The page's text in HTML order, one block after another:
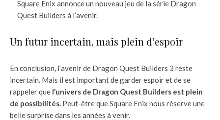
Square Enix annonce un nouveau jeu de la série Dragon
Quest Builders à l’avenir.
Un futur incertain, mais plein d’espoir
En conclusion, l’avenir de Dragon Quest Builders 3 reste
incertain. Mais il est important de garder espoir et de se
rappeler que l’univers de Dragon Quest Builders est plein
de possibilités. Peut-être que Square Enix nous réserve une
belle surprise dans les années à venir.